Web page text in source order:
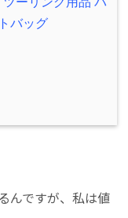
バッグ
んですが、私は値